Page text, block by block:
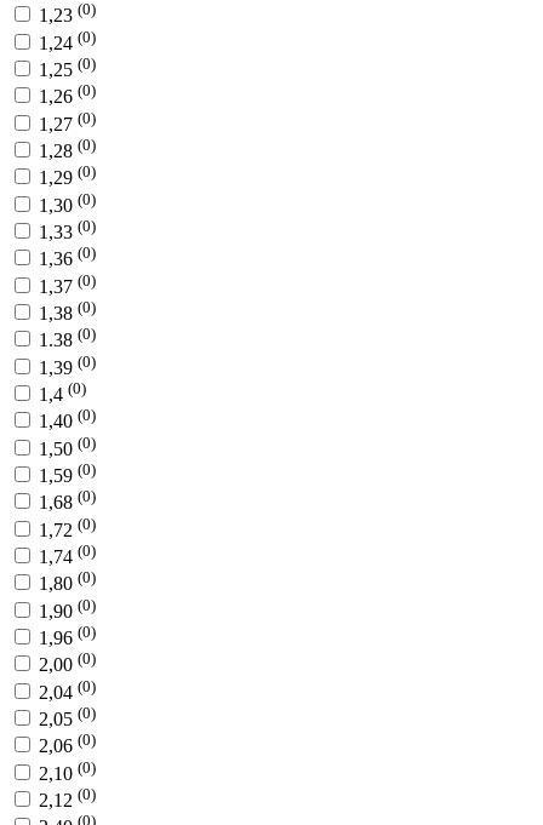
1,23 (0)
1,24 (0)
1,25 (0)
1,26 (0)
1,27 (0)
1,28 (0)
1,29 (0)
1,30 (0)
1,33 (0)
1,36 (0)
1,37 (0)
1,38 (0)
1.38 (0)
1,39 (0)
1,4 (0)
1,40 (0)
1,50 (0)
1,59 (0)
1,68 (0)
1,72 (0)
1,74 (0)
1,80 (0)
1,90 (0)
1,96 (0)
2,00 (0)
2,04 (0)
2,05 (0)
2,06 (0)
2,10 (0)
2,12 (0)
(0)